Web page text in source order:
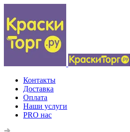
Контакты
Доставка
Оплата
Наши услуги
PRO нас